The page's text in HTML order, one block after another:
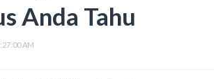
Anda Tahu
AM